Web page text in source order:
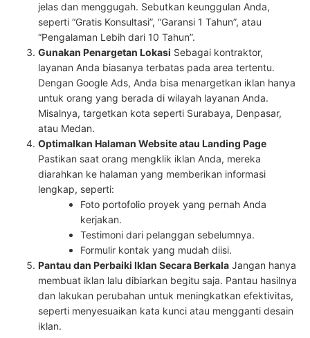
jelas dan menggugah. Sebutkan keunggulan Anda,
seperti “Gratis Konsultasi”, “Garansi 1 Tahun”, atau
“Pengalaman Lebih dari 10 Tahun”.
Gunakan Penargetan Lokasi Sebagai kontraktor,
layanan Anda biasanya terbatas pada area tertentu.
Dengan Google Ads, Anda bisa menargetkan iklan hanya
untuk orang yang berada di wilayah layanan Anda.
Misalnya, targetkan kota seperti Surabaya, Denpasar,
atau Medan.
Optimalkan Halaman Website atau Landing Page
Pastikan saat orang mengklik iklan Anda, mereka
diarahkan ke halaman yang memberikan informasi
lengkap, seperti:
Foto portofolio proyek yang pernah Anda
kerjakan.
Testimoni dari pelanggan sebelumnya.
Formulir kontak yang mudah diisi.
Pantau dan Perbaiki Iklan Secara Berkala Jangan hanya
membuat iklan lalu dibiarkan begitu saja. Pantau hasilnya
dan lakukan perubahan untuk meningkatkan efektivitas,
seperti menyesuaikan kata kunci atau mengganti desain
iklan.